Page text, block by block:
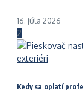
16. júla 2026
2
Kedy sa oplatí